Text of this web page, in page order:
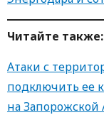
Читайте также:
Атаки с
подключить ее
на Запорожской